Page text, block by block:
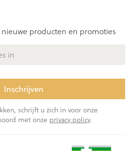
producten en promoties
Inschrijven
schrijft u zich in voor onze
met onze privacy policy.